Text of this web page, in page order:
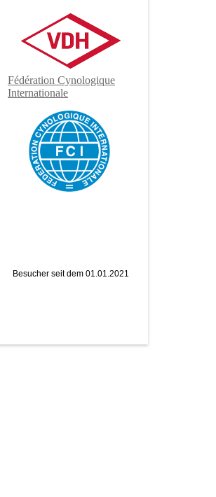
Fédération Cynologique
Internationale
Besucher seit dem 01.01.2021